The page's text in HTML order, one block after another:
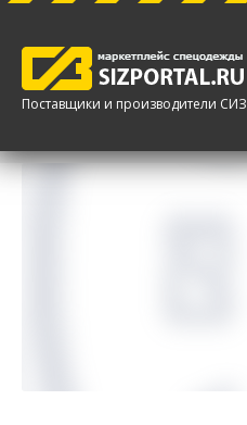
Поставщики и производители СИЗ